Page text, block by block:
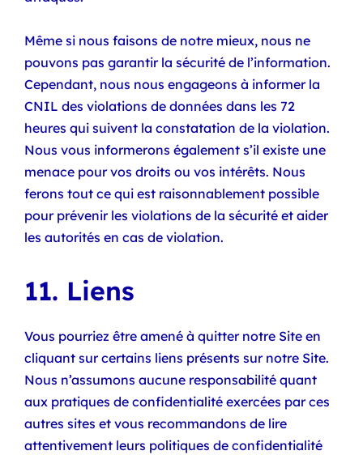
Même si nous faisons de notre mieux, nous ne
pouvons pas garantir la sécurité de l’information.
Cependant, nous nous engageons à informer la
CNIL des violations de données dans les 72
heures qui suivent la constatation de la violation.
Nous vous informerons également s’il existe une
menace pour vos droits ou vos intérêts. Nous
ferons tout ce qui est raisonnablement possible
pour prévenir les violations de la sécurité et aider
les autorités en cas de violation.
11. Liens
Vous pourriez être amené à quitter notre Site en
cliquant sur certains liens présents sur notre Site.
Nous n’assumons aucune responsabilité quant
aux pratiques de confidentialité exercées par ces
autres sites et vous recommandons de lire
attentivement leurs politiques de confidentialité